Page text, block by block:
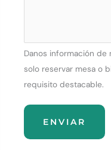
e
n
s
j
Danos información de
solo reservar mesa o
requisito destacable.
ENVIAR